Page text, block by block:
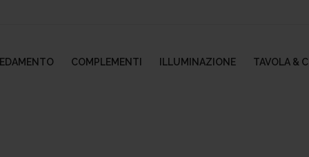
COMPLEMENTI ILLUMINAZIONE TAVOLA &